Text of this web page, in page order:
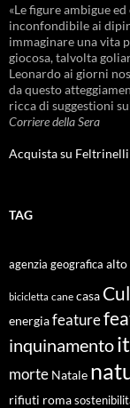
«Le figure ambigue
inconfondibile ai
immaginare una vita
giocosa, talvolta
Leonardo ai giorni
da questo
ricca di suggestioni
Corriere della Sera
Acquista su
TAG
agenzia geografica alto
bicicletta cane casa
energiafeature
inquinamento
morte Natale
rifiuti roma